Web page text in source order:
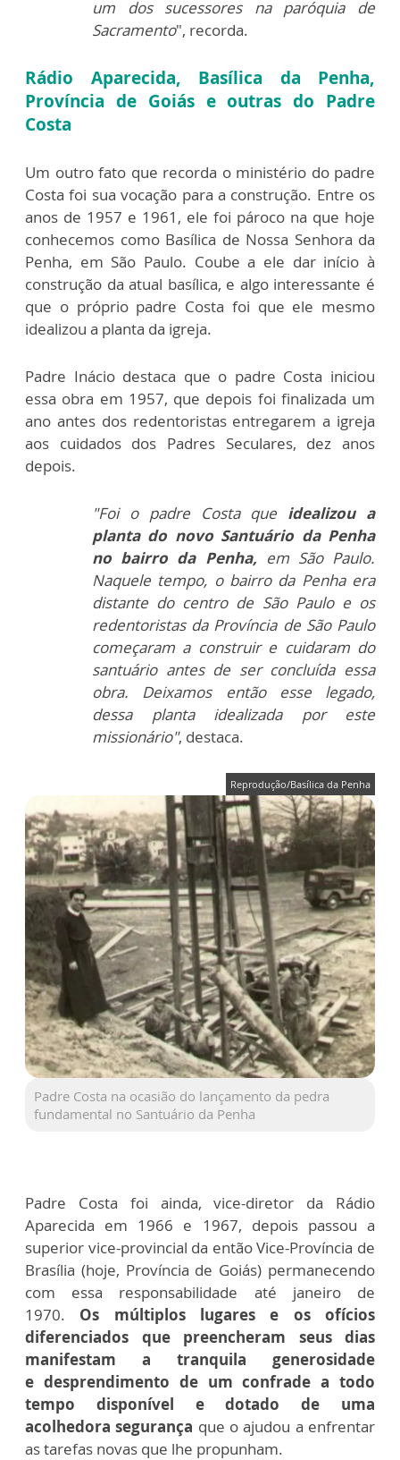
um dos sucessores na paróquia de
Sacramento", recorda.
Rádio Aparecida, Basílica da Penha,
Província de Goiás e outras do Padre
Costa
Um outro fato que recorda o ministério do padre
Costa foi sua vocação para a construção. Entre os
anos de 1 957 e 1961, ele foi pároco na que hoje
conhecemos como Basílica de Nossa Senhora da
Penha, em São Paulo. Coube a ele dar início à
construção da atual basílica, e algo interessante é
que o próprio padre Costa foi que ele mesmo
idealizou a planta da igreja.
Padre Inácio destaca que o padre Costa iniciou
essa obra em 1957, que depois foi finalizada um
ano antes dos redentoristas entregarem a igreja
aos cuidados dos Padres Seculares, dez anos
depois.
"Foi o padre Costa que idealizou a
planta do novo Santuário da Penha
no bairro da Penha, em São Paulo.
Naquele tempo, o bairro da Penha era
distante do centro de São Paulo e os
redentoristas da Província de São Paulo
começaram a construir e cuidaram do
santuário antes de ser concluída essa
obra. Deixamos então esse legado,
dessa planta idealizada por este
missionário", destaca.
Reprodução/Basílica da Penha
Padre Costa na ocasião do lançamento da pedra
fundamental no Santuário da Penha
Padre Costa foi ainda, vice-diretor da Rádio
Aparecida em 1966 e 1967, depois passou a
superior vice-provincial da entãoVice-Província de
Brasília (hoje, Província de Goiás) permanecendo
com essa responsabilidade até janeiro de
1970. Os múltiplos lugares e os ofícios
diferenciados que preencheram seus dias
manifestam a tranquila generosidade
e desprendimento de um confrade a todo
tempo disponível edotado de uma
acolhedora segurança que o ajudou a enfrentar
astarefas novas que lhe propunham.